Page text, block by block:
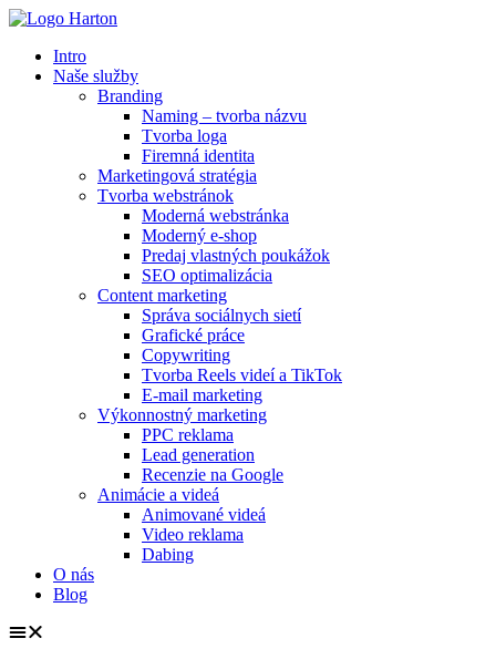
Preskočiť
obsah
Intro
Naše služby
Branding
Naming – tvorba názvu
Tvorba loga
Firemná identita
Marketingová stratégia
Tvorba webstránok
Moderná webstránka
Moderný e-shop
Predaj vlastných poukážok
SEO optimalizácia
Content marketing
Správa sociálnych sietí
Grafické práce
Copywriting
Tvorba Reels videí a TikTok
E-mail marketing
Výkonnostný marketing
PPC reklama
Lead generation
Recenzie na Google
Animácie a videá
Animované videá
Video reklama
Dabing
O nás
Blog